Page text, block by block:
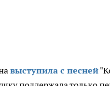
выступила с песней